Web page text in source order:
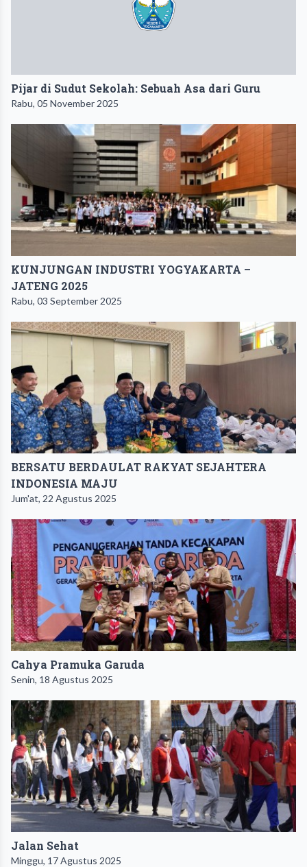
Pijar di Sudut Sekolah: Sebuah Asa dari Guru
Rabu, 05 November 2025
KUNJUNGAN INDUSTRI YOGYAKARTA –
JATENG 2025
Rabu, 03 September 2025
BERSATU BERDAULAT RAKYAT SEJAHTERA
INDONESIA MAJU
Jum'at, 22 Agustus 2025
Cahya Pramuka Garuda
Senin, 18 Agustus 2025
Jalan Sehat
Minggu, 17 Agustus 2025